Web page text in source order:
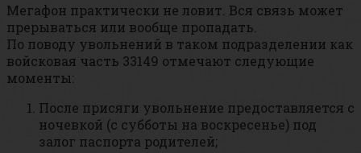
Мегафон практически не ловит. Вся связь может
прерываться или вообще пропадать.
По поводу увольнений в таком подразделении как
войсковая часть 33149 отмечают следующие
моменты:
После присяги увольнение предоставляется с
ночевкой (с субботы на воскресенье) под
залог паспорта родителей;